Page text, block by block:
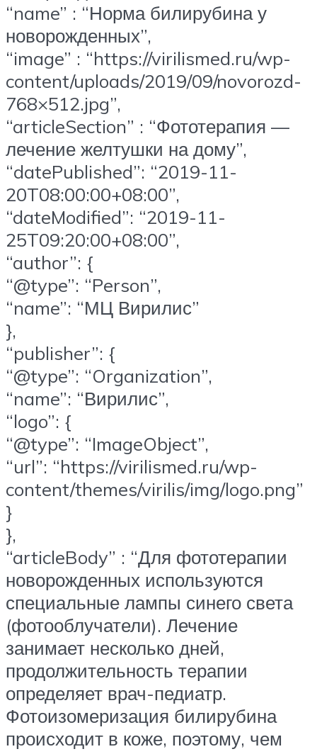
“name” : “Норма билирубина у
новорожденных”,
“image” : “https://virilismed.ru/wp-
content/uploads/2019/09/novorozd-
768×512.jpg”,
“articleSection” : “Фототерапия —
лечение желтушки на дому”,
“datePublished”: “2019-11-
20T08:00:00+08:00”,
“dateModified”: “2019-11-
25T09:20:00+08:00”,
“author”: {
“@type”: “Person”,
“name”: “МЦ Вирилис”
},
“publisher”: {
“@type”: “Organization”,
“name”: “Вирилис”,
“logo”: {
“@type”: “ImageObject”,
“url”: “https://virilismed.ru/wp-
content/themes/virilis/img/logo.png”
}
},
“articleBody” : “Для фототерапии
новорожденных используются
специальные лампы синего света
(фотооблучатели). Лечение
занимает несколько дней,
продолжительность терапии
определяет врач-педиатр.
Фотоизомеризация билирубина
происходит в коже, поэтому, чем